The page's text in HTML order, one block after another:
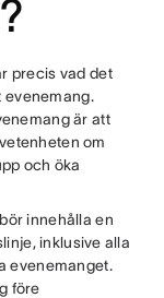
precis vad det
evenemang.
är att
om
och öka
innehålla en
inklusive alla
evenemanget.
före